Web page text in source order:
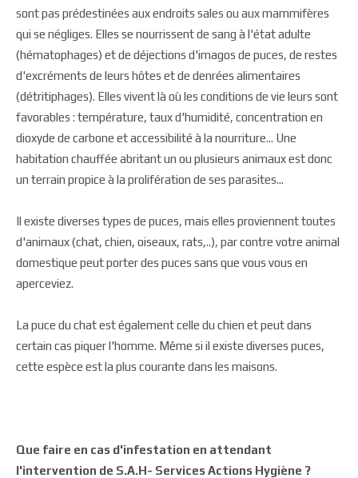
sont pas prédestinées aux endroits sales ou aux mammifères
qui se négliges. Elles se nourrissent de sang à l'état adulte
(hématophages) et de déjections d'imagos de puces, de restes
d'excréments de leurs hôtes et de denrées alimentaires
(détritiphages). Elles vivent là où les conditions de vie leurs sont
favorables : température, taux d'humidité, concentration en
dioxyde de carbone et accessibilité à la nourriture... Une
habitation chauffée abritant un ou plusieurs animaux est donc
un terrain propice à la prolifération de ses parasites...
Il existe diverses types de puces, mais elles proviennent toutes
d'animaux (chat, chien, oiseaux, rats,..), par contre votre animal
domestique peut porter des puces sans que vous vous en
aperceviez.
La puce du chat est également celle du chien et peut dans
certain cas piquer l'homme. Même si il existe diverses puces,
cette espèce est la plus courante dans les maisons.
Que faire en cas d'infestation en attendant
l'intervention de S.A.H- Services Actions Hygiène ?